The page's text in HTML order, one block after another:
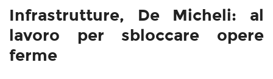
Infrastrutture, De Micheli: al
lavoro per sbloccare opere
ferme